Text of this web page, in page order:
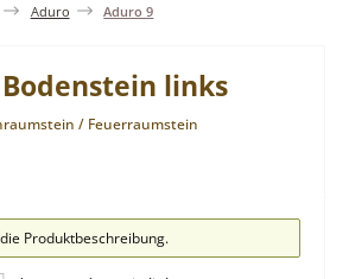
Aduro Aduro 9
links
/ Feuerraumstein
Produktbeschreibung.